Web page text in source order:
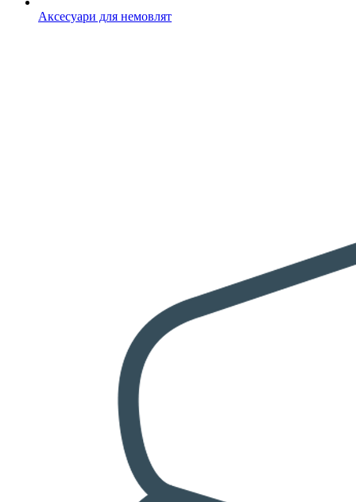
Аксесуари для немовлят